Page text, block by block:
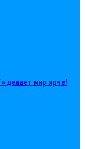
делает мир ярче!